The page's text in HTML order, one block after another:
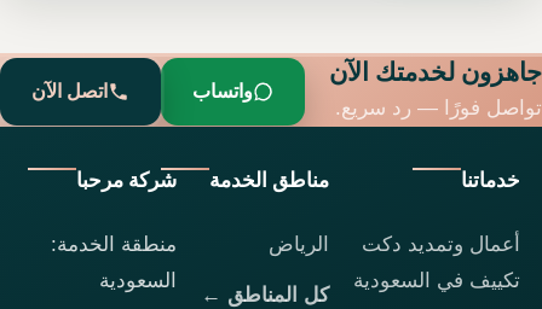
جاهزون لخدمتك الآن
تواصل فورًا — رد سريع.
واتساب اتصل الآن
خدماتنا
أعمال وتمديد دكت
تكييف في السعودية
مناطق الخدمة
الرياض
كل المناطق ←
شركة مرحبا
منطقة الخدمة:
السعودية